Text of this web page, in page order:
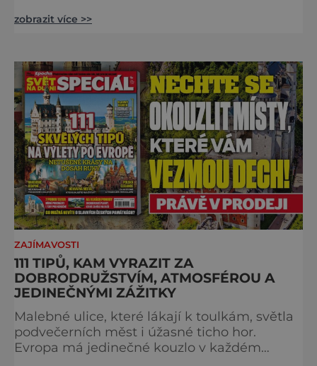
dojde k významnému objevu nebo děsivé
krážem. Je 10. dubna roku 49 př. n. l. a na
břehu říčky Rubikon pronáší Gaius Julius
Caesar svou slavnou vě
zobrazit více >>
ZAJÍMAVOSTI
111 TIPŮ, KAM VYRAZIT ZA
DOBRODRUŽSTVÍM, ATMOSFÉROU A
JEDINEČNÝMI ZÁŽITKY
Malebné ulice, které lákají k toulkám, světla
podvečerních měst i úžasné ticho hor.
Evropa má jedinečné kouzlo v každém